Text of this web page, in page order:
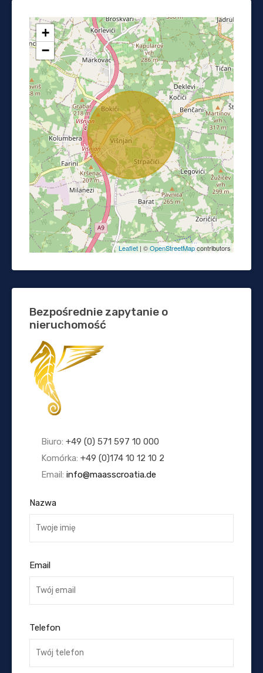
+
−
Leaflet | ©OpenStreetMapcontributors
Bezpośrednie zapytanie o
nieruchomość
Biuro: +49 (0) 571 597 10 000
Komórka: +49 (0)174 10 12 10 2
Email: info@maasscroatia.de
Nazwa
Email
Telefon